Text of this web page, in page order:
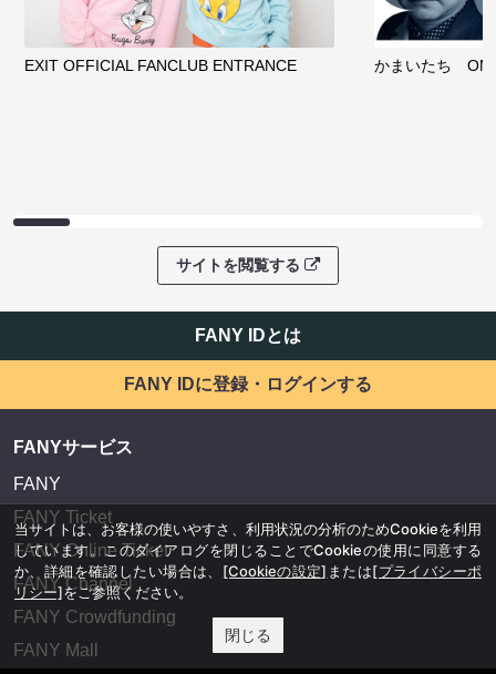
EXIT OFFICIAL FANCLUB ENTRANCE かまいたち
サイトを閲覧する
FANY IDとは
FANY IDに登録・ログインする
FANYサービス
FANY
FANY Ticket
FANY Online Ticket
FANY Channel
FANY Crowdfunding
FANY Mall
当サイトは、お客様の使いやすさ、利用状況の分析のためCookieを利用
しています。このダイアログを閉じることでCookieの使用に同意する
か、詳細を確認したい場合は、 [Cookieの設定] または[プライバシーポ
リシー]をご参照ください。
閉じる